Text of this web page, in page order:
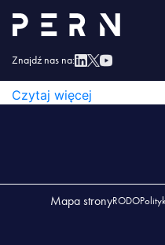
Znajdź nas na:
Czytaj więcej
Mapa stronyRODO